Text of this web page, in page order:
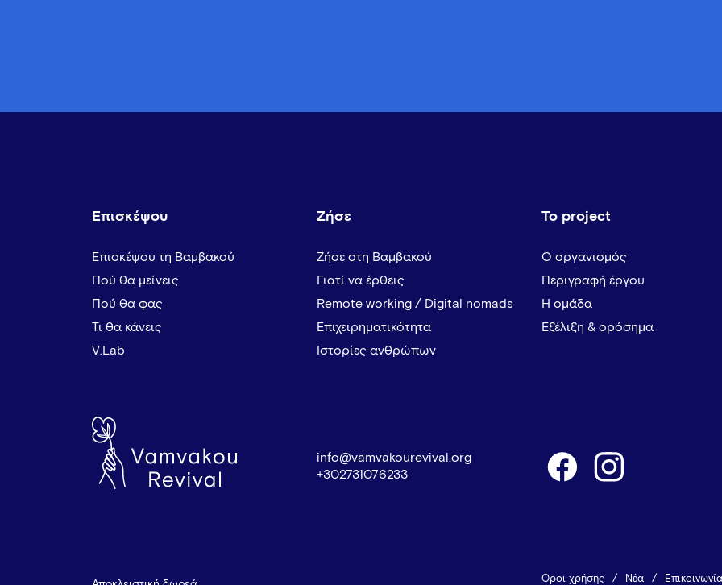
Επισκέψου
Επισκέψου τη Βαμβακού
Πού θα μείνεις
Πού θα φας
Τι θα κάνεις
V.Lab
Ζήσε
Ζήσε στη Βαμβακού
Γιατί να έρθεις
Remote working / Digital nomads
Επιχειρηματικότητα
Ιστορίες ανθρώπων
Το project
Ο οργανισμός
Περιγραφή έργου
Η ομάδα
Εξέλιξη & ορόσημα
info@vamvakourevival.org
+302731076233
Όροι χρήσης Νέα Επικοινωνία